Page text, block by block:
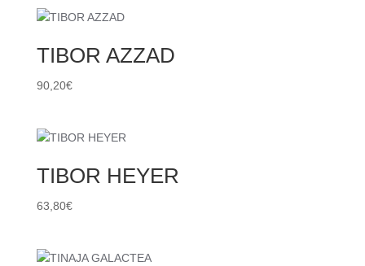
TIBOR AZZAD
90,20€
TIBOR HEYER
63,80€